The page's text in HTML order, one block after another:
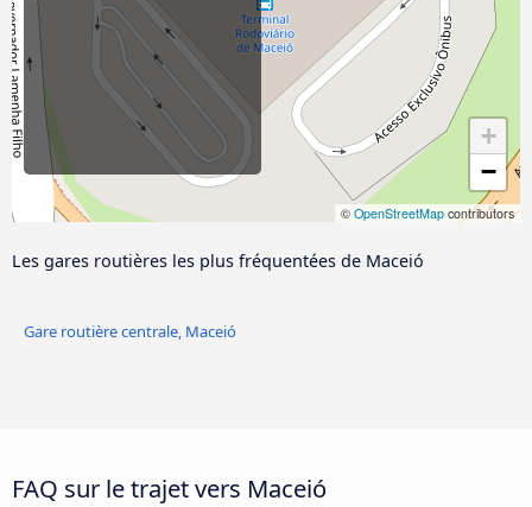
+
−
© OpenStreetMap contributors
Les gares routières les plus fréquentées de Maceió
Gare routière centrale, Maceió
FAQ sur le trajet vers Maceió